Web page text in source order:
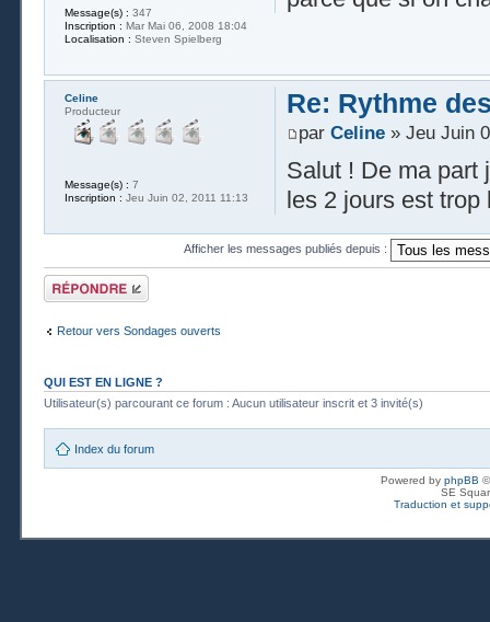
Message(s) : 347
Inscription : Mar Mai 06, 2008 18:04
Localisation : Steven Spielberg
Re: Rythme
par Celine» Jeu Juin
Salut ! De ma part
les 2 jours est trop
Celine
Producteur
Message(s) : 7
Inscription : Jeu Juin 02, 2011 11:13
Afficher les messages publiés depuis :
Publier une
réponse
Retour vers Sondages ouverts
QUI EST EN LIGNE ?
Utilisateur(s) parcourant ce forum : Aucun utilisateur inscrit et 3 invité(s)
Index du forum
Powered by phpBB
SE
Traduction et